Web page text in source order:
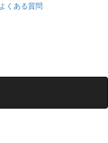
くある質問